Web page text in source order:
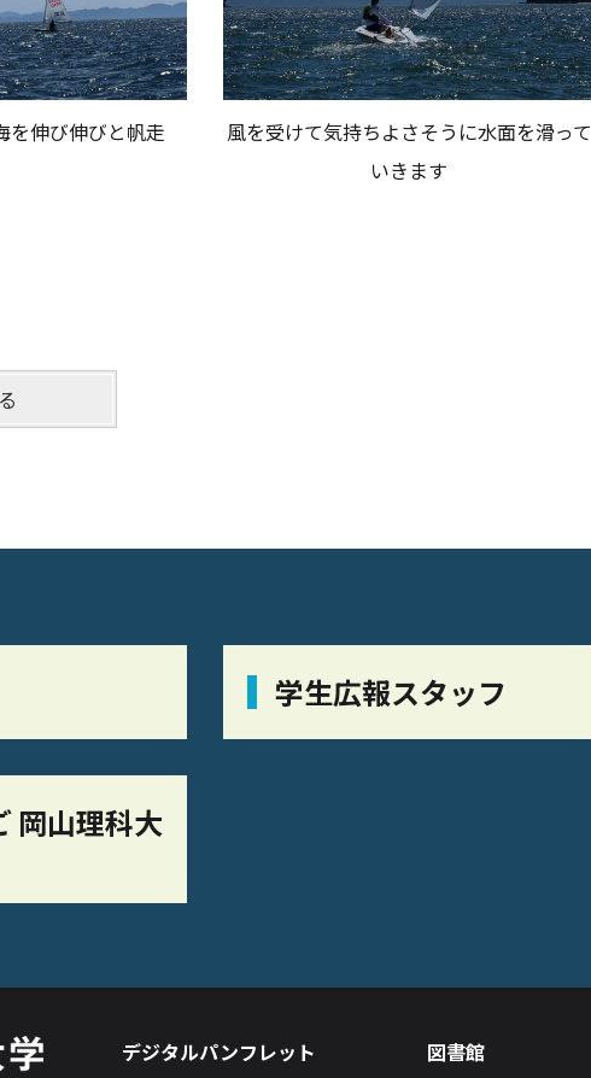
を伸び伸びと帆走
風を受けて気持ちよさそうに水面を滑って
いきます
学生広報スタッフ
岡山理科大
デジタルパンフレット
図書館